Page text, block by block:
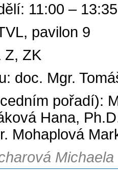
11:00 –
pavilon 9
Z, ZK
doc. Mgr.
pořadí):
Hana,
Mohaplová